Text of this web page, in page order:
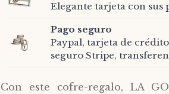
Elegante tarjeta con sus
Pago seguro
Paypal, tarjeta de
seguro Stripe,
Con este cofre-regalo, LA